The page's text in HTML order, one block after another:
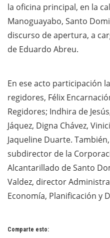
la oficina principal, en la
Manoguayabo, Santo
discurso de apertura, a
de Eduardo Abreu.
En ese acto participación
regidores, Félix
Regidores; Indhira de
Jáquez, Digna Chávez,
Jaqueline Duarte.
subdirector de la
Alcantarillado de Santo
Valdez, director
Economía, Planificación y
Comparte esto: